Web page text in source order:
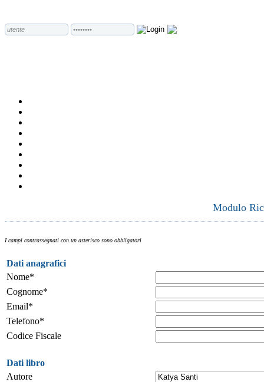
Modulo
I campi contrassegnati con un asterisco sono obbligatori
Dati anagrafici
Nome*
Cognome*
Email*
Telefono*
Codice Fiscale
Dati libro
Autore